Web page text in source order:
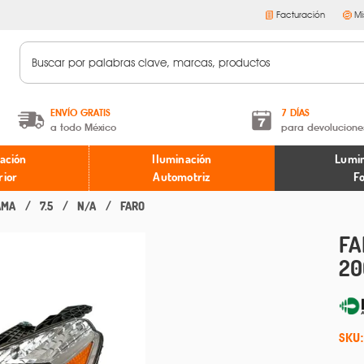
Facturación
ENVÍO GRATIS
a todo México
A partir de $599 MXN.
* Aplican restricciones
7 DÍAS
para
Términos y condiciones
Políticas de devoluciones
Iluminación
Automotriz
7.5 N/A FARO
SKU: